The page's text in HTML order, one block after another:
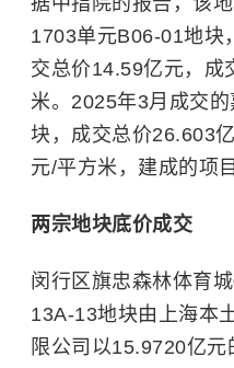
1703单元B06-01地块
交总价14.59亿元，成
米。2025年3月成交
块，成交总价26.603
元/平方米，建成的项
两宗地块底价成交
闵行区旗忠森林体育
13A-13地块由上海本
限公司以15.9720亿